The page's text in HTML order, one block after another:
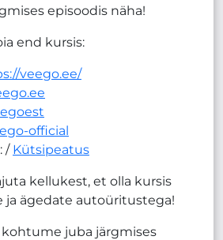
episoodis näha!
end kursis:
veego.ee/
official
/ Kütsipeatus
kellukest, et olla kursis
ja ägedate autoüritustega!
kohtume juba järgmises